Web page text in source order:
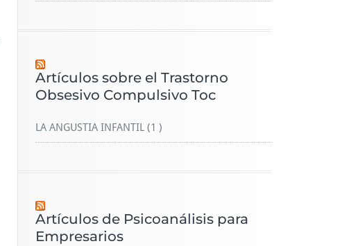
Artículos sobre el Trastorno
Obsesivo Compulsivo Toc
LA ANGUSTIA INFANTIL (1 )
Artículos de Psicoanálisis para
Empresarios